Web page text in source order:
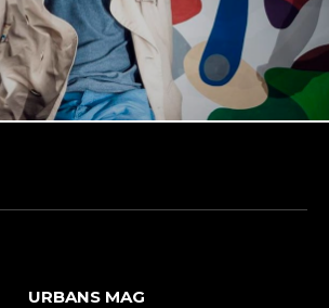
URBANS MAG